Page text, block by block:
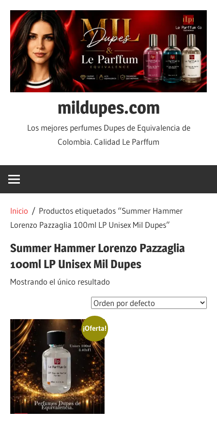
mildupes.com
Los mejores perfumes Dupes de Equivalencia de
Colombia. Calidad Le Parffum
Inicio / Productos etiquetados “Summer Hammer
Lorenzo Pazzaglia 100ml LP Unisex Mil Dupes”
Summer Hammer Lorenzo Pazzaglia
100ml LP Unisex Mil Dupes
Mostrando el único resultado
¡Oferta!